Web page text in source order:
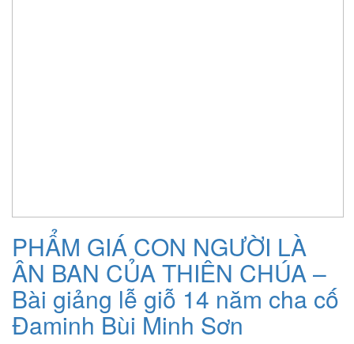
PHẨM GIÁ CON NGƯỜI LÀ
ÂN BAN CỦA THIÊN CHÚA –
Bài giảng lễ giỗ 14 năm cha cố
Đaminh Bùi Minh Sơn